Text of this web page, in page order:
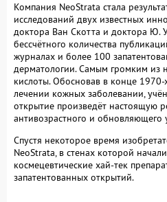
Компания NeoStrata стала
исследований двух известных
доктора Ван Скотта и доктора Ю.
бессчётного количества
журналах и более 100
дерматологии. Самым громким из
кислоты. Обосновав в конце
лечении кожных заболевании,
открытие произведёт настоящую
антивозрастного и обновляющего
Спустя некоторое время
NeoStrata, в стенах которой
космецевтические хай-тек
запатентованных открытий.